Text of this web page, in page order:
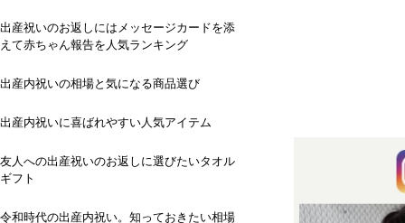
出産祝いのお返しにはメッセージカードを添
えて赤ちゃん報告を人気ランキング
出産内祝いの相場と気になる商品選び
出産内祝いに喜ばれやすい人気アイテム
友人への出産祝いのお返しに選びたいタオル
ギフト
令和時代の出産内祝い。知っておきたい相場